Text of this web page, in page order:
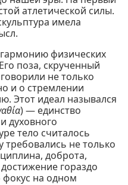
атлетической силы.
имела
физических
поза, скрученный
не только
и о стремлении
Этот идеал назывался
) — единство
духовного
тело считалось
не только
доброта,
гораздо
на одном